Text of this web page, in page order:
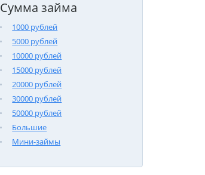
Сумма займа
1000 рублей
5000 рублей
10000 рублей
15000 рублей
20000 рублей
30000 рублей
50000 рублей
Большие
Мини-займы